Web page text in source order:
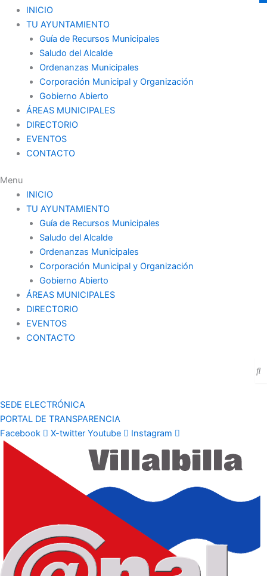
INICIO
TU AYUNTAMIENTO
Guía de Recursos Municipales
Saludo del Alcalde
Ordenanzas Municipales
Corporación Municipal y Organización
Gobierno Abierto
ÁREAS MUNICIPALES
DIRECTORIO
EVENTOS
CONTACTO
Menu
INICIO
TU AYUNTAMIENTO
Guía de Recursos Municipales
Saludo del Alcalde
Ordenanzas Municipales
Corporación Municipal y Organización
Gobierno Abierto
ÁREAS MUNICIPALES
DIRECTORIO
EVENTOS
CONTACTO
SEDE ELECTRÓNICA
PORTAL DE TRANSPARENCIA
Facebook
X-twitter Youtube Instagram